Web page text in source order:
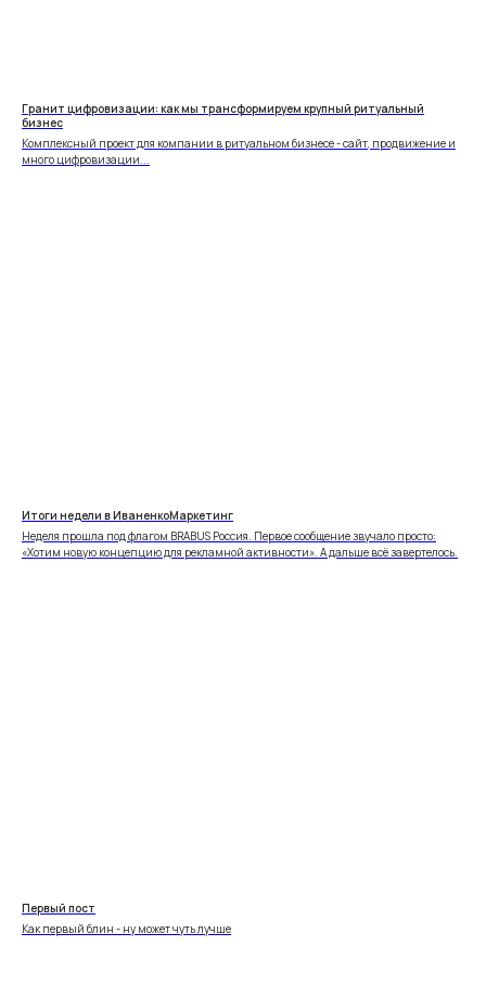
Гранит цифровизации: как мы трансформируем крупный ритуальный
бизнес
Комплексный проект для компании в ритуальном бизнесе - сайт, продвижение и
много цифровизации...
Итоги недели в ИваненкоМаркетинг
Неделя прошла под флагом BRABUS Россия. Первое сообщение звучало просто:
«Хотим новую концепцию для рекламной активности». А дальше всё завертелось.
Первый пост
Как первый блин - ну может чуть лучше